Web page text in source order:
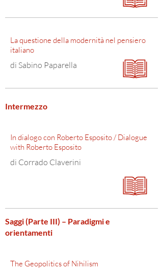
La questione della modernità nel pensiero
italiano
di Sabino Paparella
Intermezzo
In dialogo con Roberto Esposito / Dialogue
with Roberto Esposito
di Corrado Claverini
Saggi (Parte III) – Paradigmi e
orientamenti
The Geopolitics of Nihilism